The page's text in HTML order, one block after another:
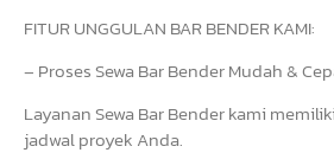
FITUR UNGGULAN BAR BENDER KAMI:
– Proses Sewa Bar Bender Mudah &
Layanan Sewa Bar Bender kami
jadwal proyek Anda.